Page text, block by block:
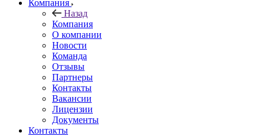
Компания
Назад
Компания
О компании
Новости
Команда
Отзывы
Партнеры
Контакты
Вакансии
Лицензии
Документы
Контакты